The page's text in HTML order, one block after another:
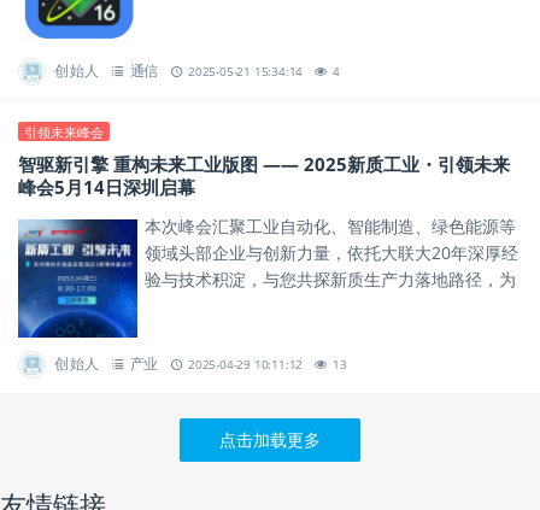
创始人 通信 2025-05-21 15:34:14 4
引领未来峰会
智驱新引擎 重构未来工业版图 —— 2025新质工业・引领未来
峰会5月14日深圳启幕
本次峰会汇聚工业自动化、智能制造、绿色能源等
领域头部企业与创新力量，依托大联大20年深厚经
验与技术积淀，与您共探新质生产力落地路径，为
创始人 产业 2025-04-29 10:11:12 13
点击加载更多